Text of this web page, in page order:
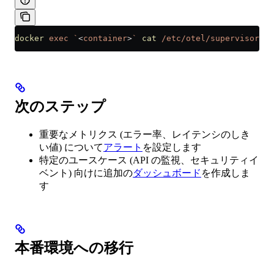
docker exec ` <container>` cat /etc/otel/supervisor-
次のステップ
重要なメトリクス (エラー率、レイテンシのしき
い値) についてアラート を設定します
特定のユースケース (API の監視、セキュリティイ
ベント) 向けに追加のダッシュボード を作成しま
す
本番環境への移行